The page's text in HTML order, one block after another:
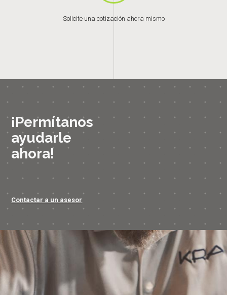
Solicite una cotización ahora mismo
¡Permítanos
ayudarle
ahora!
Contactar a un asesor